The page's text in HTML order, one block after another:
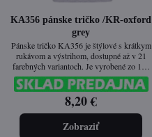
KA356 pánske tričko /KR-oxford
grey
Pánske tričko KA356 je štýlové s krátkym
rukávom a výstrihom, dostupné až v 21
farebných variantoch. Je vyrobené zo 100
% česanej bavlny prané enzýmami, vďaka
čomu má hladký povrch, jemný dotyk a
vysokú odolnosť. Vypasovaný strih a
enzýmové pranie zaručujú dlhú životnosť a
8,20 €
Zobraziť